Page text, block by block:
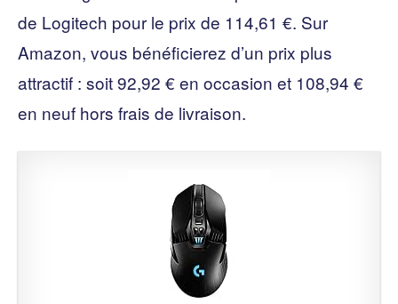
de Logitech pour le prix de 114,61 €. Sur
Amazon, vous bénéficierez d’un prix plus
attractif : soit 92,92 € en occasion et 108,94 €
en neuf hors frais de livraison.